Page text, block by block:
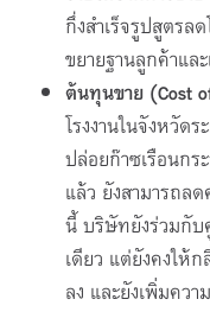
กึ่งสำเร็จรูปสูตร
ขยายฐานลูกค้าแล
ต้นทุนขาย (Cost
โรงงานในจังหวัด
ปล่อยก๊าซเรือนก
แล้ว ยังสามารถล
นี้ บริษัทยังร่วมกั
เดียว แต่ยังคงให้
ลง และยังเพิ่มคว